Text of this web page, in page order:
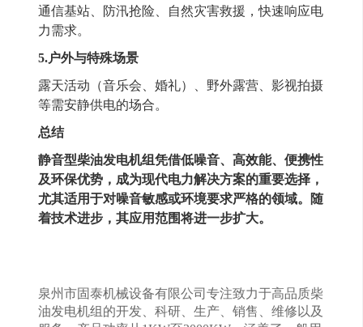
通信基站、防汛抢险、自然灾害救援，快速响应电
力需求。
5.户外与特殊场景
露天活动（音乐会、婚礼）、野外露营、影视拍摄
等需安静供电的场合。
总结
静音型柴油发电机组凭借低噪音、高效能、便携性
及环保优势，成为现代电力解决方案的重要选择，
尤其适用于对噪音敏感或环境要求严格的领域。随
着技术进步，其应用范围将进一步扩大。
泉州市固泰机械设备有限公司专注致力于高品质柴
油发电机组的开发、科研、生产、销售、维修以及